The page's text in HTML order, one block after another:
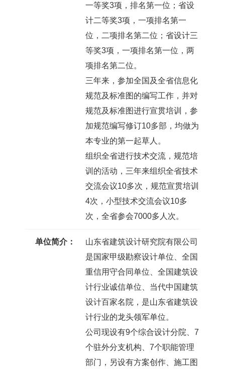
一等奖3项，排名第一位；省设
计二等奖3项，一项排名第一
位，二项排名第二位；省设计三
等奖3项，一项排名第一位，两
项排名第二位。
三年来，参加全国及全省信息化
规范及标准图的编写工作，并对
规范及标准图进行宣贯培训，参
加规范编写修订10多部，均做为
本专业的第一起草人。
组织全省进行技术交流，规范培
训的活动，三年来组织全省技术
交流会议10多次，规范宣贯培训
4次，小型技术交流会议10多
次，全省参会7000多人次。
单位简介：
山东省建筑设计研究院有限公司
是国家甲级勘察设计单位、全国
重信用守合同单位、全国建筑设
计行业诚信单位、当代中国建筑
设计百家名院，是山东省建筑设
计行业的龙头领军单位。
公司现设有9个综合设计分院、7
个驻外分支机构、7个职能管理
部门，另设有方案创作、施工图